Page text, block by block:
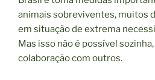
animais sobreviventes, muitos
em situação de extrema
Mas isso não é possível
colaboração com outros.